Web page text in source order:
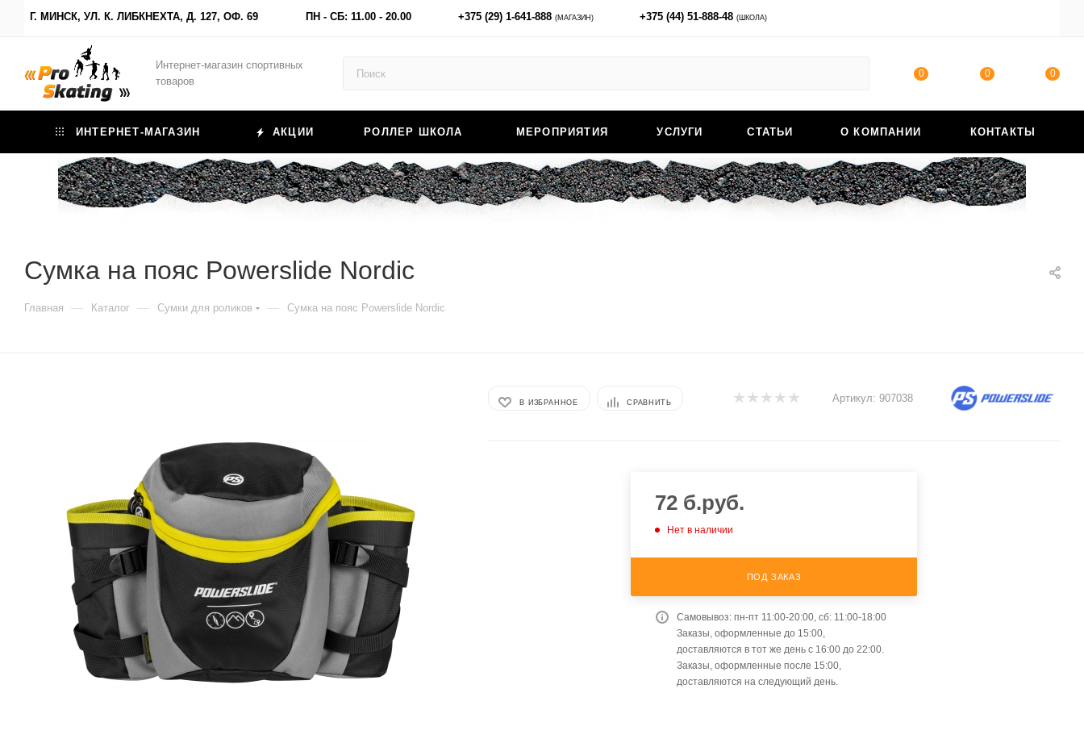
Г. МИНСК, УЛ. К. ЛИБКНЕХТА, Д. 127, ОФ. 69 ПН - СБ: 11.00 - 20.00 +375 (29) 1-641-888 (МАГАЗИН) +375 (44) 51-888-48(ШКОЛА)
Интернет-магазин спортивных
товаров
0 0 0
ИНТЕРНЕТ-МАГАЗИН АКЦИИ РОЛЛЕР ШКОЛА МЕРОПРИЯТИЯ УСЛУГИ СТАТЬИ О КОМПАНИИ КОНТАКТЫ
Сумка на пояс Powerslide Nordic
Главная — Каталог — Сумки для роликов — Сумка на пояс Powerslide Nordic
В ИЗБРАННОЕ СРАВНИТЬ Артикул: 907038
72 б.руб.
Нет в наличии
ПОД ЗАКАЗ
Самовывоз: пн-пт 11:00-20:00, сб: 11:00-18:00
Заказы, оформленные до 15:00,
доставляются в тот же день с 16:00 до 22:00.
Заказы, оформленные после 15:00,
доставляются на следующий день.